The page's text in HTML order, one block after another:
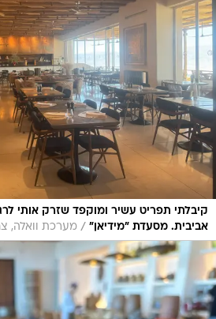
קיבלתי תפריט עשיר ומוקפד שזרק אותי
אביבית. מסעדת "מידיאן" / מערכת וואלה,